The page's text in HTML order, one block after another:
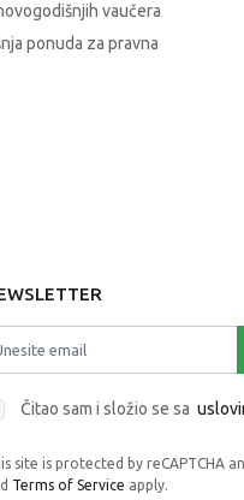
vaučera
ponuda za pravna
Čitao sam i složio se sa
site is protected by reCAPTCHA
Terms of Service apply.